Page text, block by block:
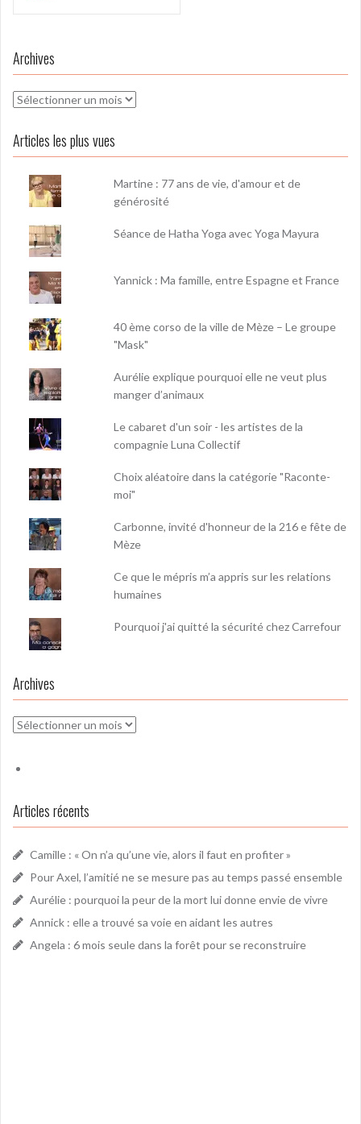
Archives
Archives
Articles les plus vues
Martine : 77 ans de vie, d'amour et de
générosité
Séance de Hatha Yoga avec Yoga Mayura
Yannick : Ma famille, entre Espagne et France
40 ème corso de la ville de Mèze – Le groupe
"Mask"
Aurélie explique pourquoi elle ne veut plus
manger d’animaux
Le cabaret d'un soir - les artistes de la
compagnie Luna Collectif
Choix aléatoire dans la catégorie "Raconte-
moi"
Carbonne, invité d'honneur de la 216 e fête de
Mèze
Ce que le mépris m’a appris sur les relations
humaines
Pourquoi j'ai quitté la sécurité chez Carrefour
Archives
Archives
Articles récents
Camille : « On n’a qu’une vie, alors il faut en profiter »
Pour Axel, l’amitié ne se mesure pas au temps passé ensemble
Aurélie : pourquoi la peur de la mort lui donne envie de vivre
Annick : elle a trouvé sa voie en aidant les autres
Angela : 6 mois seule dans la forêt pour se reconstruire